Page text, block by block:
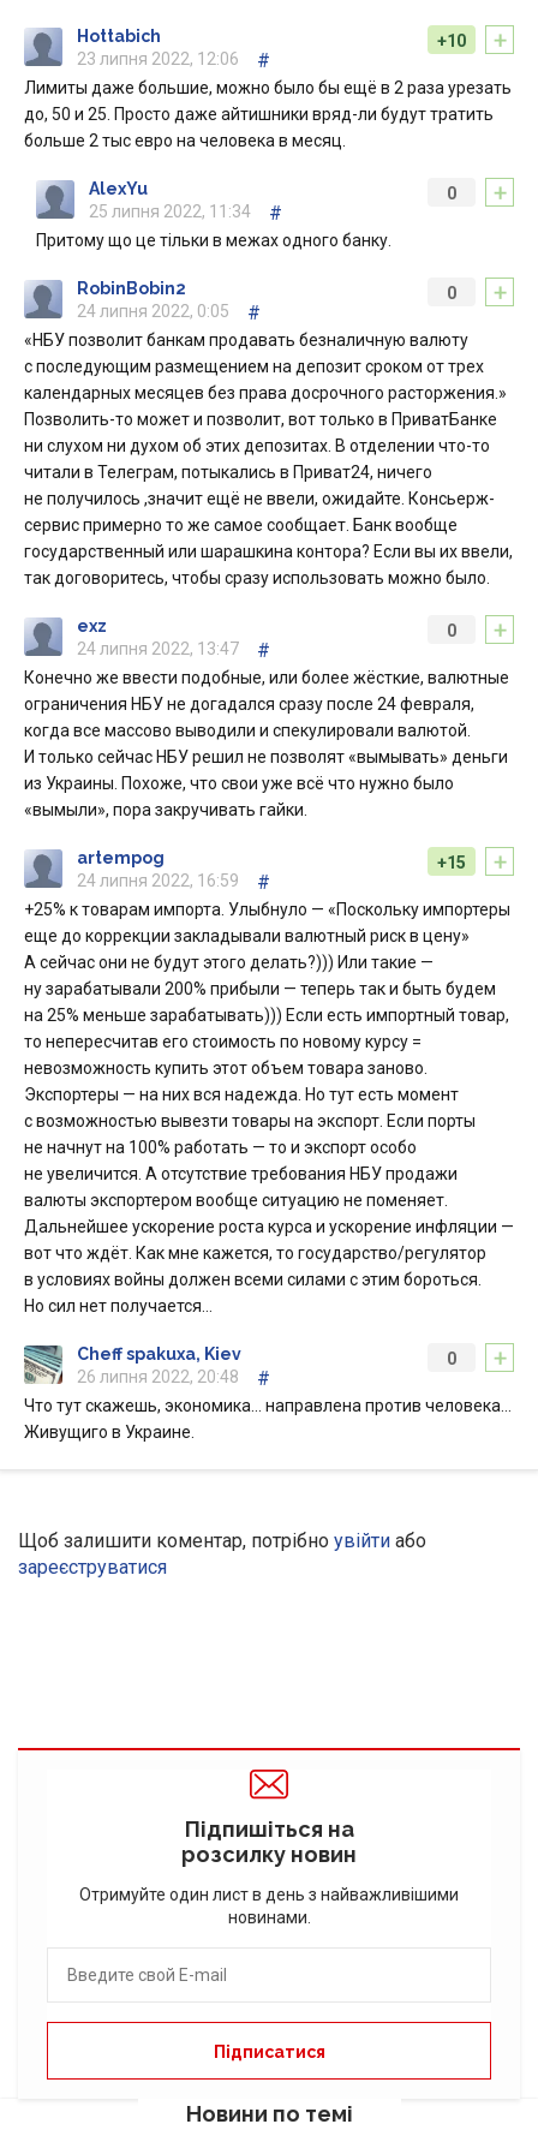
+
+10
Hottabich
23 липня 2022, 12:06
#
Лимиты даже большие, можно было бы ещё в 2 раза урезать
до, 50 и 25. Просто даже айтишники вряд-ли будут тратить
больше 2 тыс евро на человека в месяц.
+
0
AlexYu
25 липня 2022, 11:34
#
Притому що це тільки в межах одного банку.
+
0
RobinBobin2
24 липня 2022, 0:05
#
«НБУ позволит банкам продавать безналичную валюту
с последующим размещением на депозит сроком от трех
календарных месяцев без права досрочного расторжения.»
Позволить-то может и позволит, вот только в ПриватБанке
ни слухом ни духом об этих депозитах. В отделении что-то
читали в Телеграм, потыкались в Приват24, ничего
не получилось ,значит ещё не ввели, ожидайте. Консьерж-
сервис примерно то же самое сообщает. Банк вообще
государственный или шарашкина контора? Если вы их ввели,
так договоритесь, чтобы сразу использовать можно было.
+
0
exz
24 липня 2022, 13:47
#
Конечно же ввести подобные, или более жёсткие, валютные
ограничения НБУ не догадался сразу после 24 февраля,
когда все массово выводили и спекулировали валютой.
И только сейчас НБУ решил не позволят «вымывать» деньги
из Украины. Похоже, что свои уже всё что нужно было
«вымыли», пора закручивать гайки.
+
+15
artempog
24 липня 2022, 16:59
#
+25% к товарам импорта. Улыбнуло — «Поскольку импортеры
еще до коррекции закладывали валютный риск в цену»
А сейчас они не будут этого делать?))) Или такие —
ну зарабатывали 200% прибыли — теперь так и быть будем
на 25% меньше зарабатывать))) Если есть импортный товар,
то непересчитав его стоимость по новому курсу =
невозможность купить этот объем товара заново.
Экспортеры — на них вся надежда. Но тут есть момент
с возможностью вывезти товары на экспорт. Если порты
не начнут на 100% работать — то и экспорт особо
не увеличится. А отсутствие требования НБУ продажи
валюты экспортером вообще ситуацию не поменяет.
Дальнейшее ускорение роста курса и ускорение инфляции —
вот что ждёт. Как мне кажется, то государство/регулятор
в условиях войны должен всеми силами с этим бороться.
Но сил нет получается…
+
0
Cheff spakuxa, Kiev
26 липня 2022, 20:48
#
Что тут скажешь, экономика… направлена против человека…
Живущиго в Украине.
Щоб залишити коментар, потрібно увійти або
зареєструватися
Підпишіться на
розсилку новин
Отримуйте один лист в день з найважливішими
новинами.
Новини по темі